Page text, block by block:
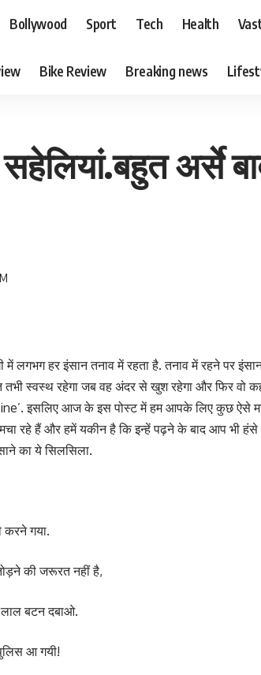
Bollywood Sport Tech Health
Bike Review Breaking news
सहेलियां.बहुत अर्से
लगभग हर इंसान तनाव में रहता है. तनाव में रहने पर इंसान
तभी स्वस्थ रहेगा जब वह अंदर से खुश रहेगा और फिर वो
इसलिए आज के इस पोस्ट में हम आपके लिए कुछ ऐसे
रहे हैं और हमें यकीन है कि इन्हें पढ़ने के बाद आप भी हंसे
का ये सिलसिला.
करने गया.
की जरूरत नहीं है,
बटन दबाओ.
आ गयी!